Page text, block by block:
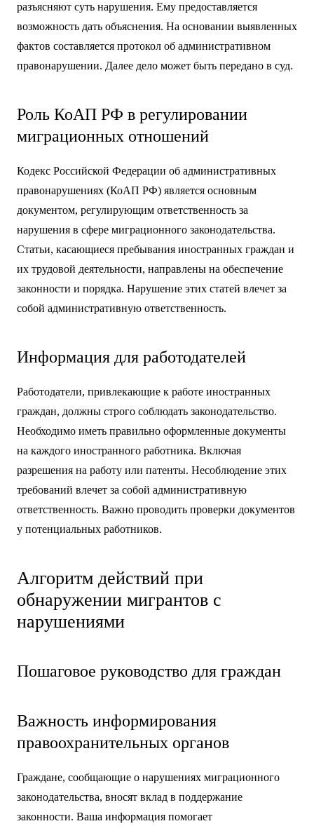
разъясняют суть нарушения. Ему предоставляется
возможность дать объяснения. На основании выявленных
фактов составляется протокол об административном
правонарушении. Далее дело может быть передано в суд.
Роль КоАП РФ в регулировании
миграционных отношений
Кодекс Российской Федерации об административных
правонарушениях (КоАП РФ) является основным
документом, регулирующим ответственность за
нарушения в сфере миграционного законодательства.
Статьи, касающиеся пребывания иностранных граждан и
их трудовой деятельности, направлены на обеспечение
законности и порядка. Нарушение этих статей влечет за
собой административную ответственность.
Информация для работодателей
Работодатели, привлекающие к работе иностранных
граждан, должны строго соблюдать законодательство.
Необходимо иметь правильно оформленные документы
на каждого иностранного работника. Включая
разрешения на работу или патенты. Несоблюдение этих
требований влечет за собой административную
ответственность. Важно проводить проверки документов
у потенциальных работников.
Алгоритм действий при
обнаружении мигрантов с
нарушениями
Пошаговое руководство для граждан
Важность информирования
правоохранительных органов
Граждане, сообщающие о нарушениях миграционного
законодательства, вносят вклад в поддержание
законности. Ваша информация помогает